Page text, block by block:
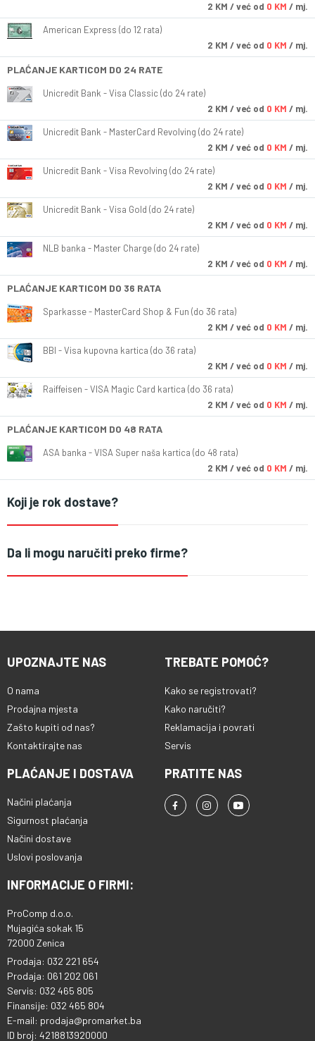
2 KM / već od 0 KM / mj.
American Express (do 12 rata)
2 KM / već od 0 KM / mj.
PLAĆANJE KARTICOM DO 24 RATE
Unicredit Bank - Visa Classic (do 24 rate)
2 KM / već od 0 KM / mj.
Unicredit Bank - MasterCard Revolving (do 24 rate)
2 KM / već od 0 KM / mj.
Unicredit Bank - Visa Revolving (do 24 rate)
2 KM / već od 0 KM / mj.
Unicredit Bank - Visa Gold (do 24 rate)
2 KM / već od 0 KM / mj.
NLB banka - Master Charge (do 24 rate)
2 KM / već od 0 KM / mj.
PLAĆANJE KARTICOM DO 36 RATA
Sparkasse - MasterCard Shop & Fun (do 36 rata)
2 KM / već od 0 KM / mj.
BBI - Visa kupovna kartica (do 36 rata)
2 KM / već od 0 KM / mj.
Raiffeisen - VISA Magic Card kartica (do 36 rata)
2 KM / već od 0 KM / mj.
PLAĆANJE KARTICOM DO 48 RATA
ASA banka - VISA Super naša kartica (do 48 rata)
2 KM / već od 0 KM / mj.
Koji je rok dostave?
Da li mogu naručiti preko firme?
UPOZNAJTE NAS
O nama
Prodajna mjesta
Zašto kupiti od nas?
Kontaktirajte nas
TREBATE POMOĆ?
Kako se registrovati?
Kako naručiti?
Reklamacija i povrati
Servis
PLAĆANJE I DOSTAVA
Načini plaćanja
Sigurnost plaćanja
Načini dostave
Uslovi poslovanja
PRATITE NAS
INFORMACIJE O FIRMI:
ProComp d.o.o.
Mujagića sokak 15
72000 Zenica
Prodaja: 032 221 654
Prodaja: 061 202 061
Servis: 032 465 805
Finansije: 032 465 804
E-mail: prodaja@promarket.ba
ID broj: 4218813920000